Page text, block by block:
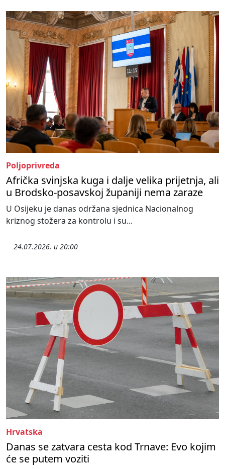
Poljoprivreda
Afrička svinjska kuga i dalje velika prijetnja, ali
u Brodsko-posavskoj županiji nema zaraze
U Osijeku je danas održana sjednica Nacionalnog
kriznog stožera za kontrolu i su...
24.07.2026. u 20:00
Hrvatska
Danas se zatvara cesta kod Trnave: Evo kojim
će se putem voziti